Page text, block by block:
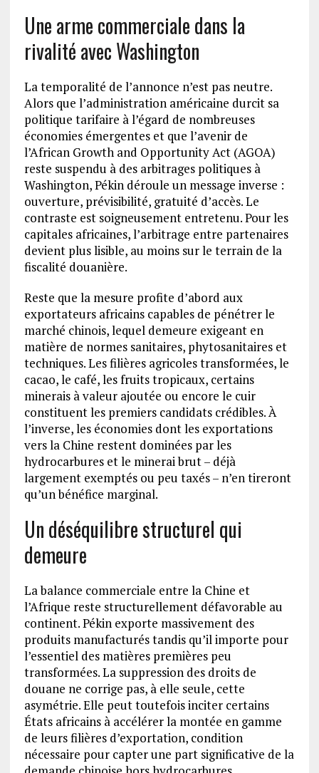
Une arme commerciale dans la
rivalité avec Washington
La temporalité de l’annonce n’est pas neutre.
Alors que l’administration américaine durcit sa
politique tarifaire à l’égard de nombreuses
économies émergentes et que l’avenir de
l’African Growth and Opportunity Act (AGOA)
reste suspendu à des arbitrages politiques à
Washington, Pékin déroule un message inverse :
ouverture, prévisibilité, gratuité d’accès. Le
contraste est soigneusement entretenu. Pour les
capitales africaines, l’arbitrage entre partenaires
devient plus lisible, au moins sur le terrain de la
fiscalité douanière.
Reste que la mesure profite d’abord aux
exportateurs africains capables de pénétrer le
marché chinois, lequel demeure exigeant en
matière de normes sanitaires, phytosanitaires et
techniques. Les filières agricoles transformées, le
cacao, le café, les fruits tropicaux, certains
minerais à valeur ajoutée ou encore le cuir
constituent les premiers candidats crédibles. À
l’inverse, les économies dont les exportations
vers la Chine restent dominées par les
hydrocarbures et le minerai brut – déjà
largement exemptés ou peu taxés – n’en tireront
qu’un bénéfice marginal.
Un déséquilibre structurel qui
demeure
La balance commerciale entre la Chine et
l’Afrique reste structurellement défavorable au
continent. Pékin exporte massivement des
produits manufacturés tandis qu’il importe pour
l’essentiel des matières premières peu
transformées. La suppression des droits de
douane ne corrige pas, à elle seule, cette
asymétrie. Elle peut toutefois inciter certains
États africains à accélérer la montée en gamme
de leurs filières d’exportation, condition
nécessaire pour capter une part significative de la